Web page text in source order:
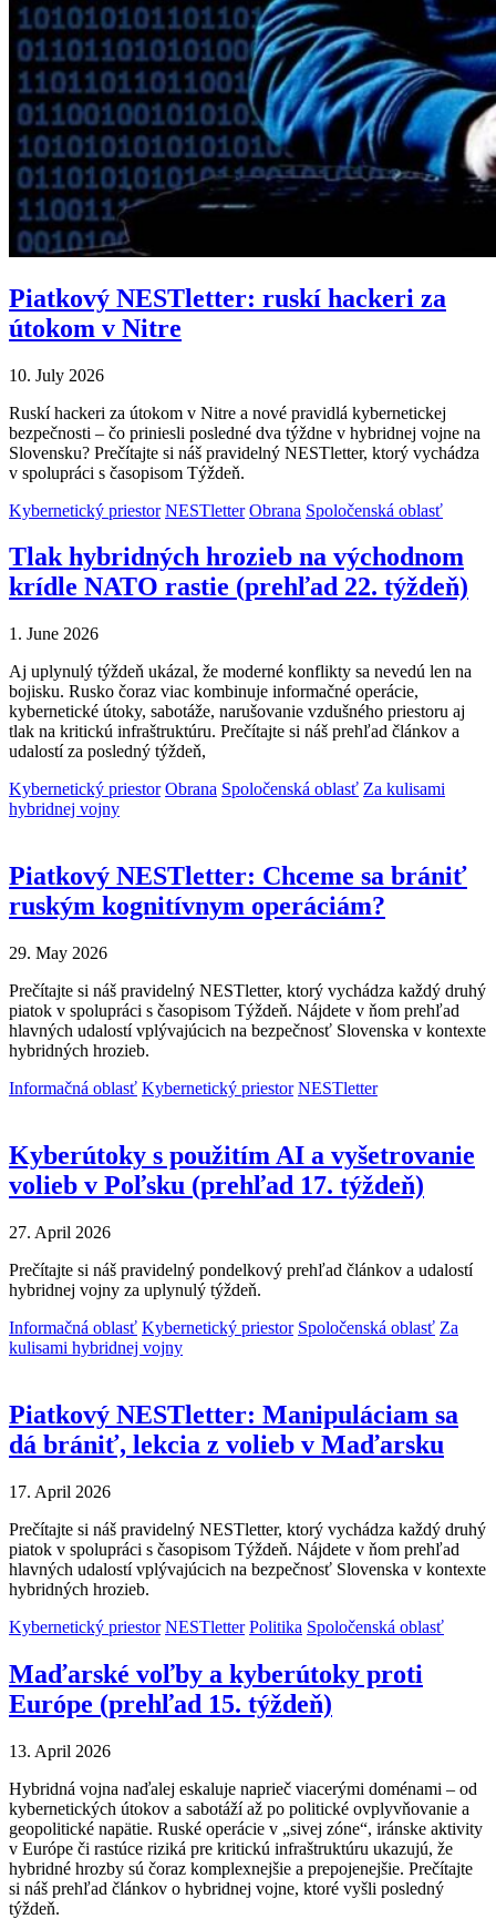
Piatkový NESTletter: ruskí hackeri za
útokom v Nitre
10. July 2026
Ruskí hackeri za útokom v Nitre a nové pravidlá kybernetickej
bezpečnosti – čo priniesli posledné dva týždne v hybridnej vojne na
Slovensku? Prečítajte si náš pravidelný NESTletter, ktorý vychádza
v spolupráci s časopisom Týždeň.
Kybernetický priestor NESTletter Obrana Spoločenská oblasť
Tlak hybridných hrozieb na východnom
krídle NATO rastie (prehľad 22. týždeň)
1. June 2026
Aj uplynulý týždeň ukázal, že moderné konflikty sa nevedú len na
bojisku. Rusko čoraz viac kombinuje informačné operácie,
kybernetické útoky, sabotáže, narušovanie vzdušného priestoru aj
tlak na kritickú infraštruktúru. Prečítajte si náš prehľad článkov a
udalostí za posledný týždeň,
Kybernetický priestor Obrana Spoločenská oblasť Za kulisami
hybridnej vojny
Piatkový NESTletter: Chceme sa brániť
ruským kognitívnym operáciám?
29. May 2026
Prečítajte si náš pravidelný NESTletter, ktorý vychádza každý druhý
piatok v spolupráci s časopisom Týždeň. Nájdete v ňom prehľad
hlavných udalostí vplývajúcich na bezpečnosť Slovenska v kontexte
hybridných hrozieb.
Informačná oblasť Kybernetický priestor NESTletter
Kyberútoky s použitím AI a vyšetrovanie
volieb v Poľsku (prehľad 17. týždeň)
27. April 2026
Prečítajte si náš pravidelný pondelkový prehľad článkov a udalostí
hybridnej vojny za uplynulý týždeň.
Informačná oblasť Kybernetický priestor Spoločenská oblasť Za
kulisami hybridnej vojny
Piatkový NESTletter: Manipuláciam sa
dá brániť, lekcia z volieb v Maďarsku
17. April 2026
Prečítajte si náš pravidelný NESTletter, ktorý vychádza každý druhý
piatok v spolupráci s časopisom Týždeň. Nájdete v ňom prehľad
hlavných udalostí vplývajúcich na bezpečnosť Slovenska v kontexte
hybridných hrozieb.
Kybernetický priestor NESTletter Politika Spoločenská oblasť
Maďarské voľby a kyberútoky proti
Európe (prehľad 15. týždeň)
13. April 2026
Hybridná vojna naďalej eskaluje naprieč viacerými doménami – od
kybernetických útokov a sabotáží až po politické ovplyvňovanie a
geopolitické napätie. Ruské operácie v „sivej zóne“, iránske aktivity
v Európe či rastúce riziká pre kritickú infraštruktúru ukazujú, že
hybridné hrozby sú čoraz komplexnejšie a prepojenejšie. Prečítajte
si náš prehľad článkov o hybridnej vojne, ktoré vyšli posledný
týždeň.